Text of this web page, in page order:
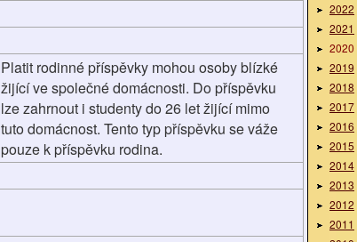
2022
2021
2020
2019
2018
2017
2016
2015
2014
2013
2012
2011
Platit rodinné příspěvky mohou osoby blízké
žijící ve společné domácnosti. Do příspěvku
lze zahrnout i studenty do 26 let žijící mimo
tuto domácnost. Tento typ příspěvku se váže
pouze k příspěvku rodina.